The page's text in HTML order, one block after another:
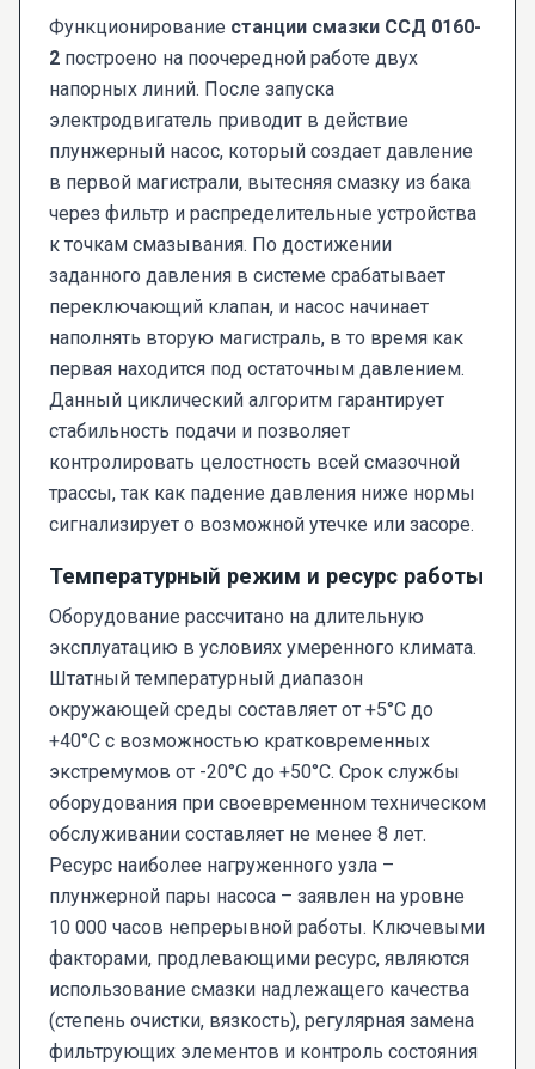
Функционирование станции смазки ССД 0160-
2 построено на поочередной работе двух
напорных линий. После запуска
электродвигатель приводит в действие
плунжерный насос, который создает давление
в первой магистрали, вытесняя смазку из бака
через фильтр и распределительные устройства
к точкам смазывания. По достижении
заданного давления в системе срабатывает
переключающий клапан, и насос начинает
наполнять вторую магистраль, в то время как
первая находится под остаточным давлением.
Данный циклический алгоритм гарантирует
стабильность подачи и позволяет
контролировать целостность всей смазочной
трассы, так как падение давления ниже нормы
сигнализирует о возможной утечке или засоре.
Температурный режим и ресурс работы
Оборудование рассчитано на длительную
эксплуатацию в условиях умеренного климата.
Штатный температурный диапазон
окружающей среды составляет от +5°C до
+40°C с возможностью кратковременных
экстремумов от -20°C до +50°C. Срок службы
оборудования при своевременном техническом
обслуживании составляет не менее 8 лет.
Ресурс наиболее нагруженного узла –
плунжерной пары насоса – заявлен на уровне
10 000 часов непрерывной работы. Ключевыми
факторами, продлевающими ресурс, являются
использование смазки надлежащего качества
(степень очистки, вязкость), регулярная замена
фильтрующих элементов и контроль состояния